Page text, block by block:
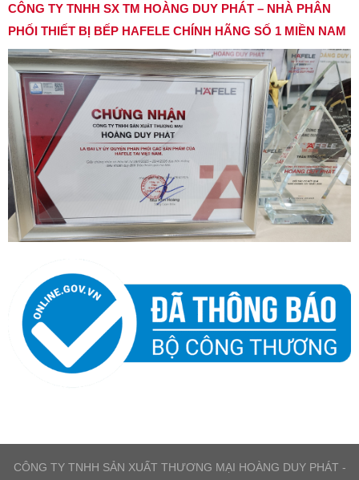
CÔNG TY TNHH SX TM HOÀNG DUY PHÁT – NHÀ PHÂN
PHỐI THIẾT BỊ BẾP HAFELE CHÍNH HÃNG SỐ 1 MIỀN NAM
CÔNG TY TNHH SẢN XUẤT THƯƠNG MẠI HOÀNG DUY PHÁT -